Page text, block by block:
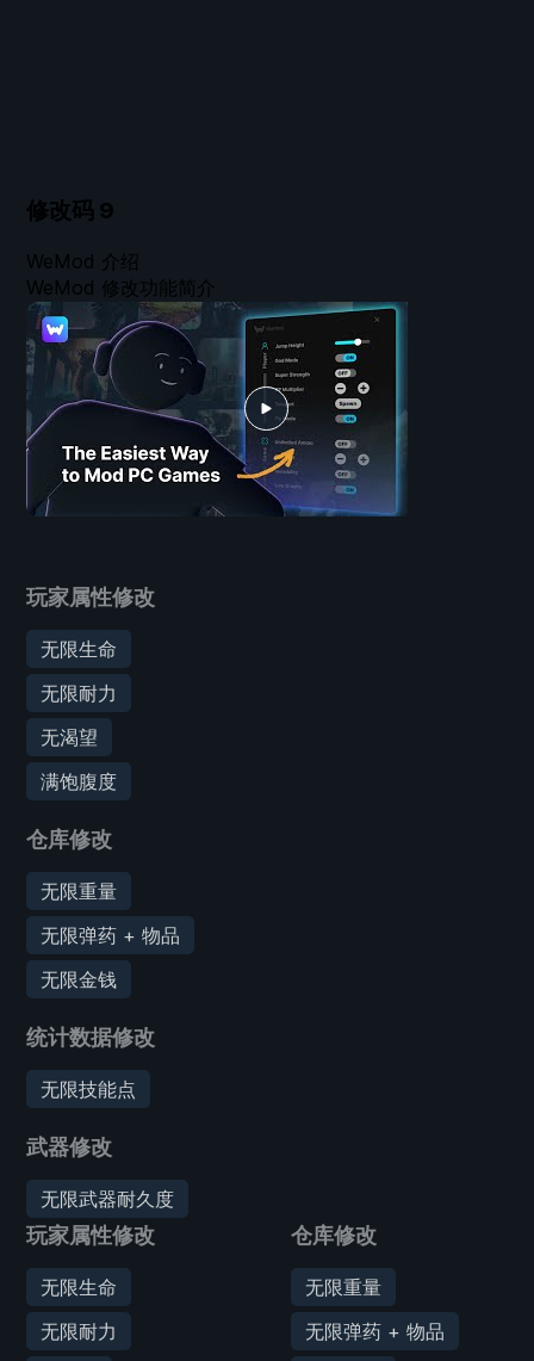
修改码 9
玩家属性修改
无限生命
无限耐力
无渴望
满饱腹度
仓库修改
无限重量
无限弹药 + 物品
无限金钱
统计数据修改
无限技能点
武器修改
无限武器耐久度
玩家属性修改
无限生命
无限耐力
仓库修改
无限重量
无限弹药 + 物品
WeMod 介绍
WeMod 修改功能简介